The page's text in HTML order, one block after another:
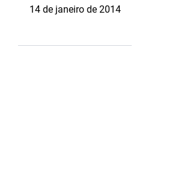
14 de janeiro de 2014